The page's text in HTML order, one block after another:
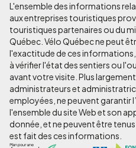
L'ensemble des informations
aux entreprises touristiques
touristiques partenaires ou du
Québec. Vélo Québec ne peut
l'exactitude de ces
à vérifier l'état des sentiers ou
avant votre visite. Plus
administrateurs et
employées, ne peuvent garantir
l'ensemble du site Web et son
donnée, et ne peuvent être
est fait des ces informations.